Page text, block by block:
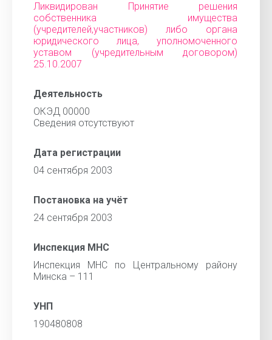
Ликвидирован Принятие решения
собственника имущества
(учредителей,участников) либо органа
юридического лица, уполномоченного
уставом (учредительным договором)
25.10.2007
Деятельность
ОКЭД 00000
Cведения отсутствуют
Дата регистрации
04 сентября 2003
Постановка на учёт
24 сентября 2003
Инспекция МНС
Инспекция МНС по Центральному району
Минска – 111
УНП
190480808